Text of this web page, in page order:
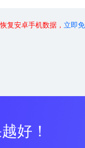
复安卓手机数据， 立即
好！